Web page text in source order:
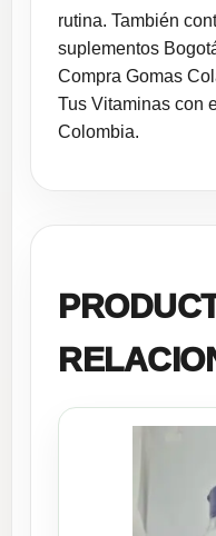
rutina. También
suplementos
Compra Gomas
Tus Vitaminas con
Colombia.